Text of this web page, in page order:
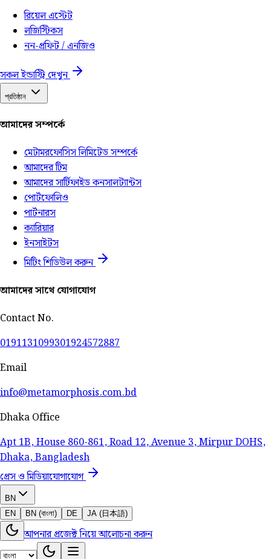
রিয়েল এস্টেট
লজিস্টিকস
নন-প্রফিট / এনজিও
সকল ইন্ডাস্ট্রি দেখুন
প্রতিষ্ঠান
আমাদের সম্পর্কে
মেটামরফোসিস লিমিটেড সম্পর্কে
আমাদের টিম
আমাদের সার্টিফাইড কনসালট্যান্টস
পোর্টফোলিও
পার্টনারস
ক্যারিয়ার
ইনসাইটস
মিটিং শিডিউল করুন
আমাদের সাথে যোগাযোগ
Contact No.
0191131099301924572887
Email
info@metamorphosis.com.bd
Dhaka Office
Apt 1B, House 860-861, Road 12, Avenue 3, Mirpur DOHS,
Dhaka, Bangladesh
প্রেস ও মিডিয়াযোগাযোগ
BN
EN
BN (বাংলা) DE JA (日本語)
আপনার প্রজেক্ট নিয়ে আলোচনা করুন